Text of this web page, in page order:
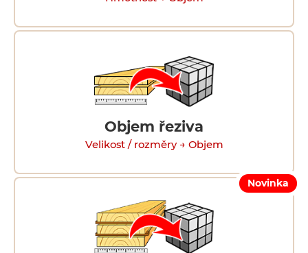
Objem řeziva
Velikost / rozměry → Objem
Novinka